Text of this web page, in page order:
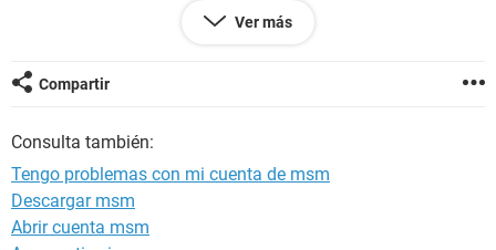
Ojala alguien tenga respuesta para esto, porque ya no se
Ver más
Compartir
Consulta también:
Tengo problemas con mi cuenta de msm
Descargar msm
Abrir cuenta msm